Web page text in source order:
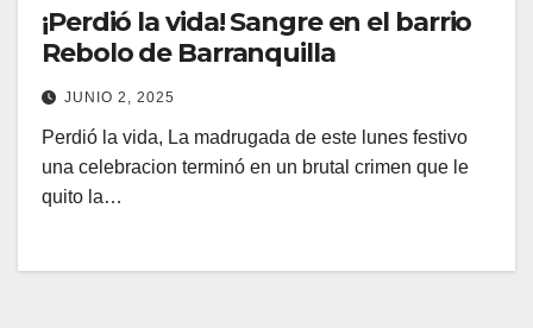
¡Perdió la vida! Sangre en el barrio
Rebolo de Barranquilla
JUNIO 2, 2025
Perdió la vida, La madrugada de este lunes festivo
una celebracion terminó en un brutal crimen que le
quito la…